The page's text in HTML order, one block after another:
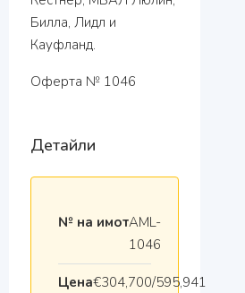
Билла, Лидл и
Кауфланд.
Оферта № 1046
Детайли
№ на имотAML-
1046
Цена€304,700/595,941